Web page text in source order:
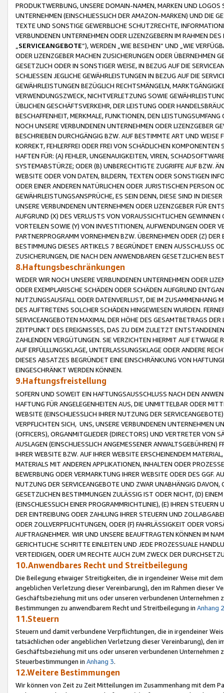
PRODUKTWERBUNG, UNSERE DOMAIN-NAMEN, MARKEN UND
UNTERNEHMEN (EINSCHLIESSLICH DER AMAZON-MARKEN) UND DIE
TEXTE UND SONSTIGE GEWERBLICHE SCHUTZRECHTE,
VERBUNDENEN UNTERNEHMEN ODER LIZENZGEBERN IM RAHMEN
SERVICEANGEBOTE“), WERDEN „WIE BESEHEN“ UND „WIE
ODER LIZENZGEBER MACHEN ZUSICHERUNGEN ODER ÜBERNEHMEN
GESETZLICH ODER IN SONSTIGER WEISE, IN BEZUG AUF DIE
SCHLIESSEN JEGLICHE GEWÄHRLEISTUNGEN IN BEZUG AUF DIE
GEWÄHRLEISTUNGEN BEZÜGLICH RECHTSMÄNGELN,
VERWENDUNGSZWECK, NICHTVERLETZUNG SOWIE
ÜBLICHEN GESCHÄFTSVERKEHR, DER LEISTUNG ODER
BESCHAFFENHEIT, MERKMALE, FUNKTIONEN, DEN
NOCH UNSERE VERBUNDENEN UNTERNEHMEN ODER LIZENZGEBER
BESCHRIEBEN DURCHGÄNGIG BZW. AUF BESTIMMTE ART UND
KORREKT, FEHLERFREI ODER FREI VON SCHÄDLICHEN
HAFTEN FÜR: (A) FEHLER, UNGENAUIGKEITEN, VIREN,
SYSTEMABSTÜRZE; ODER (B) UNBERECHTIGTE ZUGRIFFE AUF BZW.
WEBSITE ODER VON DATEN, BILDERN, TEXTEN ODER SONSTIGEN
ODER EINER ANDEREN NATÜRLICHEN ODER JURISTISCHEN PERSON
GEWÄHRLEISTUNGSANSPRÜCHE, ES SEIN DENN, DIESE SIND IN
UNSERE VERBUNDENEN UNTERNEHMEN ODER LIZENZGEBER FÜR
AUFGRUND (X) DES VERLUSTS VON VORAUSSICHTLICHEN
VORTEILEN SOWIE (Y) VON INVESTITIONEN, AUFWENDUNGEN ODER
PARTNERPROGRAMM VORNEHMEN BZW. ÜBERNEHMEN ODER (Z)
BESTIMMUNG DIESES ARTIKELS 7 BEGRÜNDET EINEN AUSSCHLUSS
ZUSICHERUNGEN, DIE NACH DEN ANWENDBAREN GESETZLICHEN
8.Haftungsbeschränkungen
WEDER WIR NOCH UNSERE VERBUNDENEN UNTERNEHMEN ODER
ODER EXEMPLARISCHE SCHÄDEN ODER SCHÄDEN AUFGRUND
NUTZUNGSAUSFALL ODER DATENVERLUST, DIE IM ZUSAMMENHANG
DES AUFTRETENS SOLCHER SCHÄDEN HINGEWIESEN WURDEN.
SERVICEANGEBOTEN MAXIMAL DER HÖHE DES GESAMTBETRAGS
ZEITPUNKT DES EREIGNISSES, DAS ZU DEM ZULETZT
ZAHLENDEN VERGÜTUNGEN. SIE VERZICHTEN HIERMIT AUF
AUF ERFÜLLUNGSKLAGE, UNTERLASSUNGSKLAGE ODER ANDERE
DIESES ABSATZES BEGRÜNDET EINE EINSCHRÄNKUNG VON
EINGESCHRÄNKT WERDEN KÖNNEN.
9.Haftungsfreistellung
SOFERN UND SOWEIT EIN HAFTUNGSAUSSCHLUSS NACH DEN
HAFTUNG FÜR ANGELEGENHEITEN AUS, DIE UNMITTELBAR ODER
WEBSITE (EINSCHLIESSLICH IHRER NUTZUNG DER
VERPFLICHTEN SICH, UNS, UNSERE VERBUNDENEN UNTERNEHMEN
(OFFICERS), ORGANMITGLIEDER (DIRECTORS) UND VERTRETER VON
AUSLAGEN (EINSCHLIESSLICH ANGEMESSENER
IHRER WEBSITE BZW. AUF IHRER WEBSITE ERSCHEINENDEM
MATERIALS MIT ANDEREN APPLIKATIONEN, INHALTEN ODER
BEWERBUNG ODER VERMARKTUNG IHRER WEBSITE ODER DES GGF.
NUTZUNG DER SERVICEANGEBOTE UND ZWAR UNABHÄNGIG
GESETZLICHEN BESTIMMUNGEN ZULÄSSIG IST ODER NICHT, (D)
(EINSCHLIESSLICH EINER PROGRAMMRICHTLINIE), (E) IHREN
DER EINTREIBUNG ODER ZAHLUNG IHRER STEUERN UND
ODER ZOLLVERPFLICHTUNGEN, ODER (F) FAHRLÄSSIGKEIT ODER
AUFTRAGNEHMER. WIR UND UNSERE BEAUFTRAGTEN KÖNNEN IM
GERICHTLICHE SCHRITTE EINLEITEN UND JEDE PROZESSUALE
VERTEIDIGEN, ODER UM RECHTE AUCH ZUM ZWECK DER
10.Anwendbares Recht und Streitbeilegung
Die Beilegung etwaiger Streitigkeiten, die in irgendeiner Weise mit
angeblichen Verletzung dieser Vereinbarung), den im Rahmen dieser
Geschäftsbeziehung mit uns oder unseren verbundenen
Bestimmungen zu anwendbarem Recht und Streitbeilegung in Anhang 2
11.Steuern
Steuern und damit verbundene Verpflichtungen, die in irgendeiner
tatsächlichen oder angeblichen Verletzung dieser Vereinbarung), den
Geschäftsbeziehung mit uns oder unseren verbundenen
Steuerbestimmungen in Anhang 3.
12.Weitere Bestimmungen
Wir können von Zeit zu Zeit Mitteilungen im Zusammenhang mit dem